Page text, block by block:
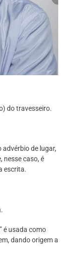
do travesseiro.
de lugar,
nesse caso, é
escrita.
é usada como
dando origem a